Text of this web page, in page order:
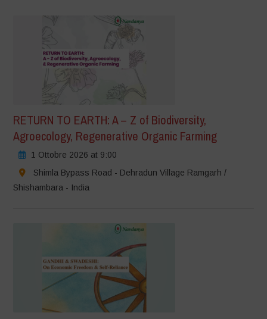
RETURN TO EARTH: A – Z of Biodiversity,
Agroecology, Regenerative Organic Farming
1 Ottobre 2026 at 9:00
Shimla Bypass Road - Dehradun Village Ramgarh /
Shishambara - India